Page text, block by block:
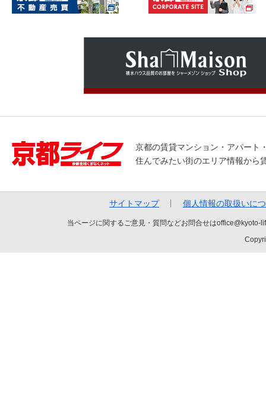
京都の賃貸マンション・アパート
住んでみたい街のエリア情報から
サイトマップ 個人情報の取扱いに
当ページに関するご意見・質問などお問合せは